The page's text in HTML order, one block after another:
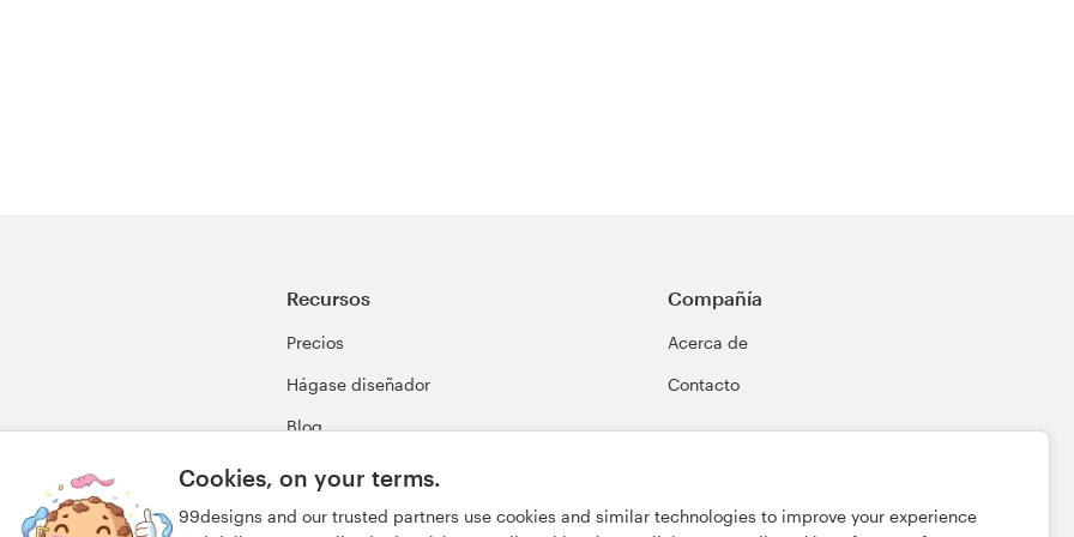
Cookies, on your terms.
99designs and our trusted partners use cookies and similar technologies to improve your experience
Recursos
Precios
Hágase diseñador
Blog
Compañía
Acerca de
Contacto